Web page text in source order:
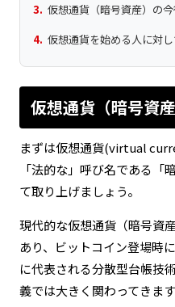
仮想通貨（暗号資産）の
仮想通貨を始める人に対
仮想通貨（暗号資
まずは仮想通貨(virtual
「法的な」呼び名である
て取り上げましょう。
現代的な仮想通貨（暗号資
あり、ビットコイン登場時
に代表される分散型台帳技
義では大きく関わってきます